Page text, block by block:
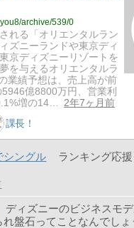
archive/539/0
れる「オリエンタルラン
ズニーランドや東京ディ
京ディズニーリゾートを
を与えるオリエンタルラ
業績予想は、売上高が前
億8800万円、営業利
増の14…
2年7ヶ月前
課長！
シングル
ランキング応
ディズニーのビジネスモ
盤石ってことなんでしょ